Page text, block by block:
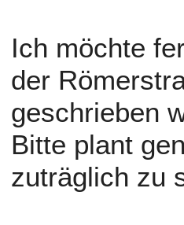
Ich möchte
der
geschrieben
Bitte plant
zuträglich zu